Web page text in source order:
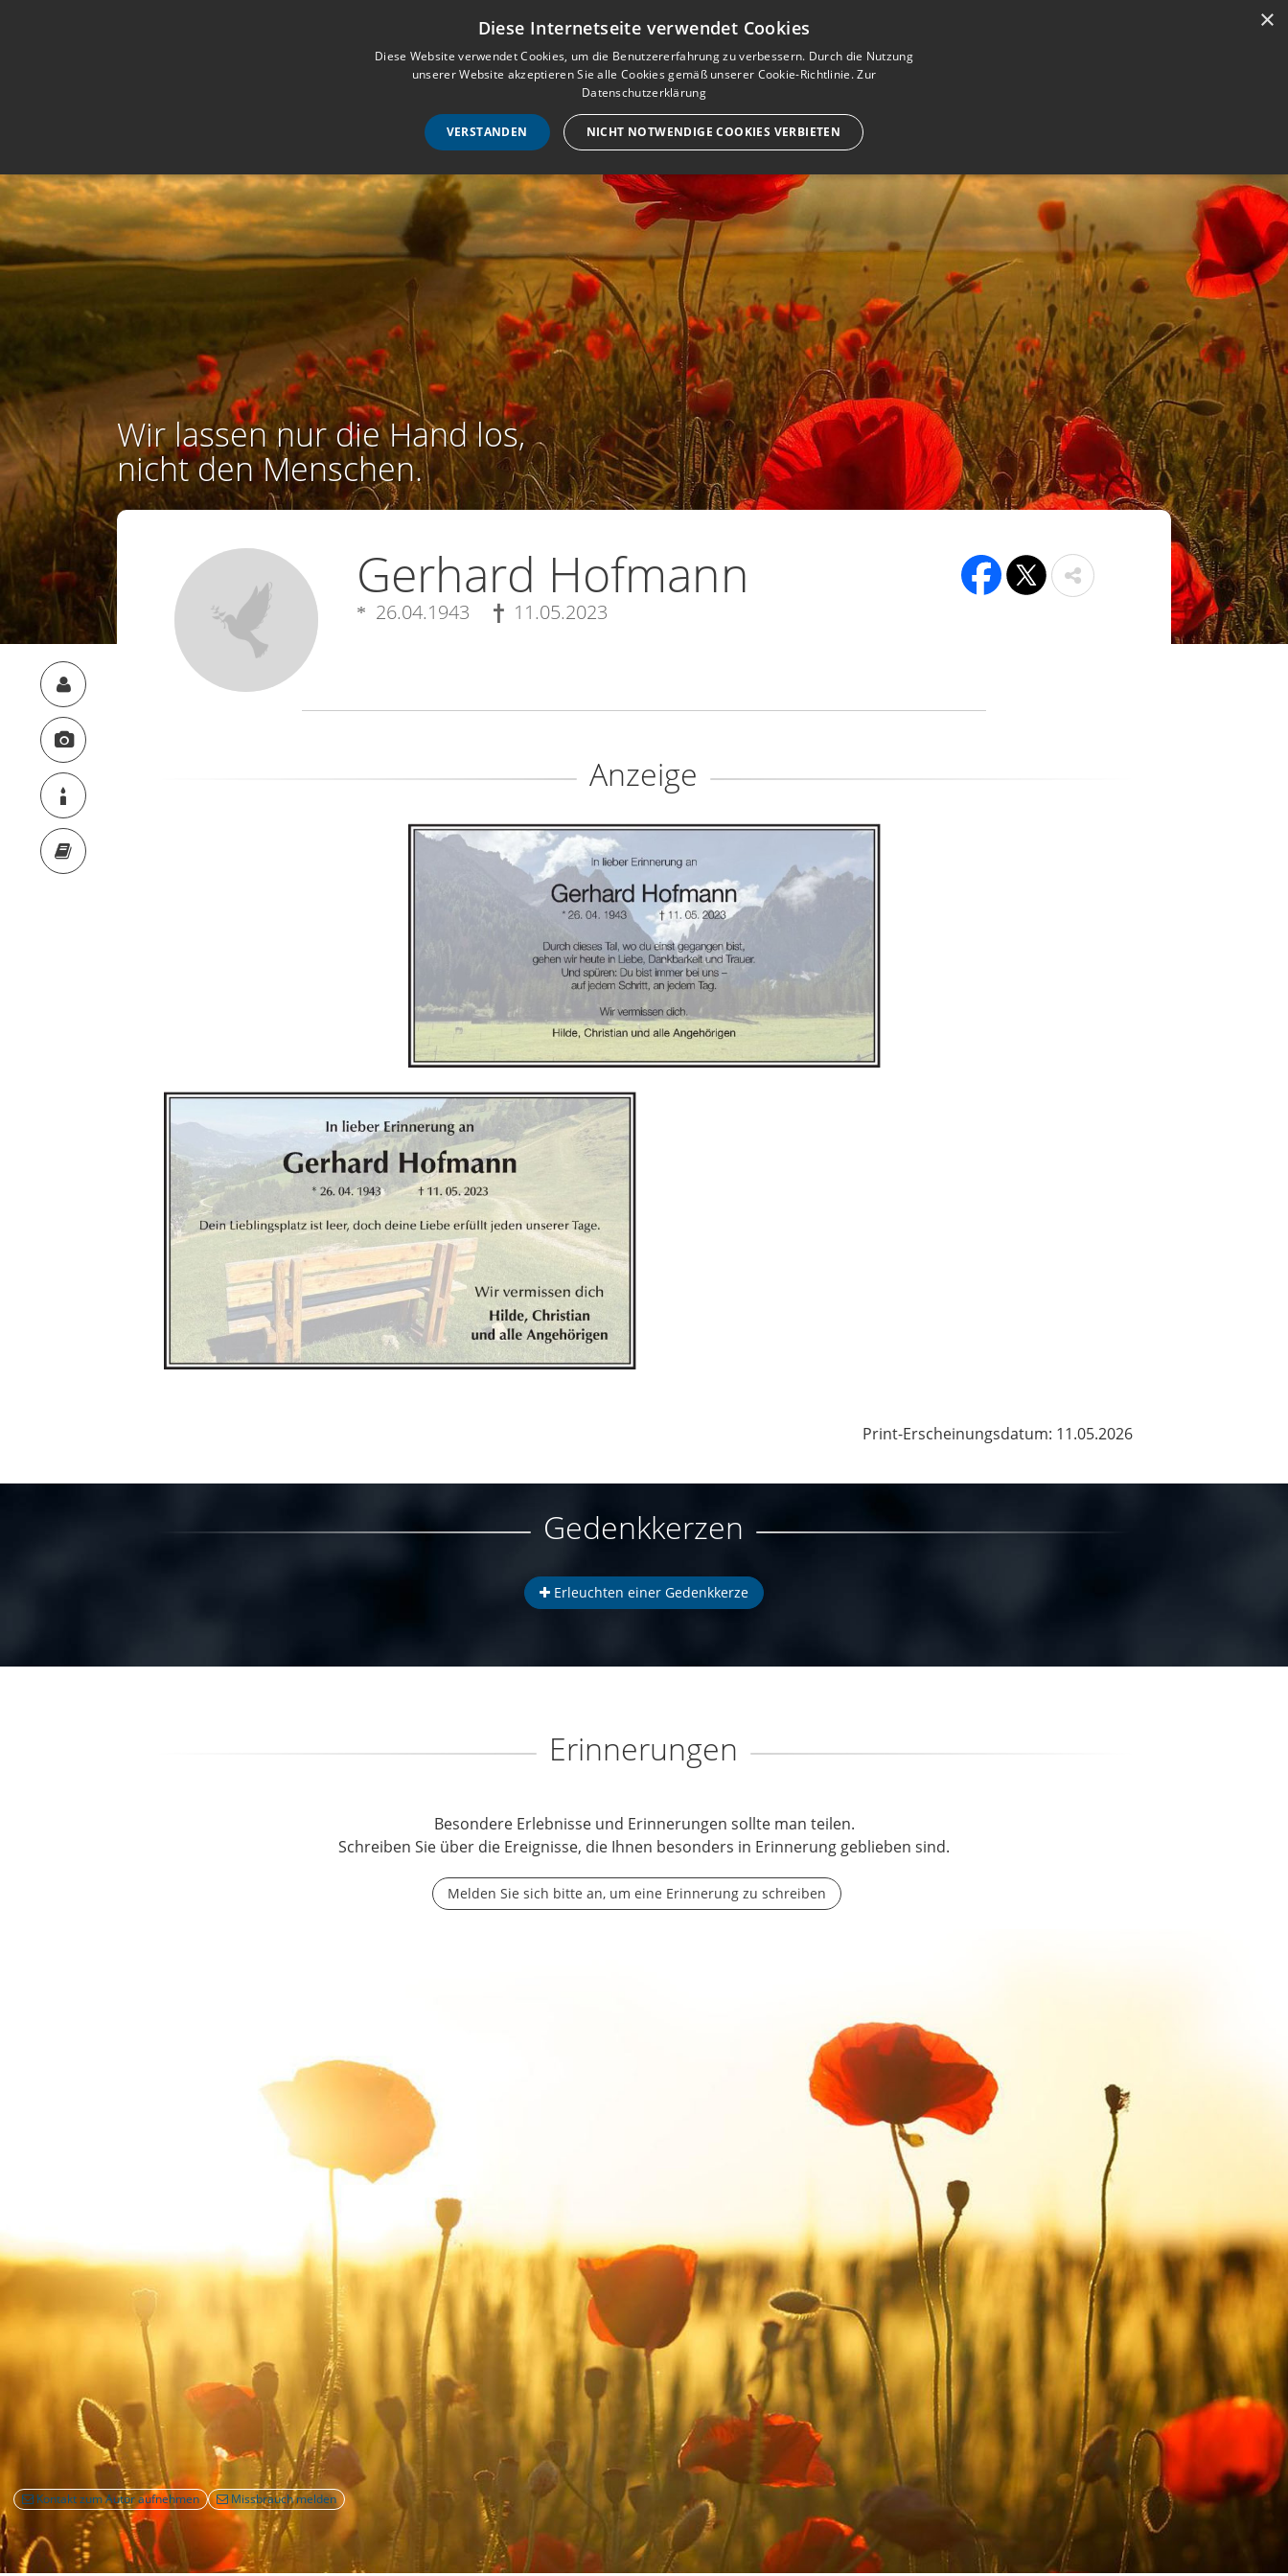
Musterbuch für Traueranzeigen
STARTSEITE HILFE IM TRAUERFALL
Wir lassen nur die Hand los,
nicht den Menschen.
Gerhard Hofmann
26.04.1943 11.05.2023
Anzeige
Print-Erscheinungsdatum: 11.05.2026
Gedenkkerzen
Erleuchten einer Gedenkkerze
Erinnerungen
Besondere Erlebnisse und Erinnerungen sollte man teilen.
Schreiben Sie über die Ereignisse, die Ihnen besonders in Erinnerung geblieben sind.
Melden Sie sich bitte an, um eine Erinnerung zu schreiben
Kontakt zum Autor aufnehmen Missbrauch melden
×
Diese Internetseite verwendet Cookies
Diese Website verwendet Cookies, um die Benutzererfahrung zu verbessern. Durch die Nutzung
unserer Website akzeptieren Sie alle Cookies gemäß unserer Cookie-Richtlinie.Zur
Datenschutzerklärung
VERSTANDEN NICHT NOTWENDIGE COOKIES VERBIETEN